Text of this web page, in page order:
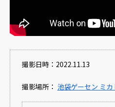
撮影日時：2022.11.13
撮影場所： 池袋ゲーセン ミ